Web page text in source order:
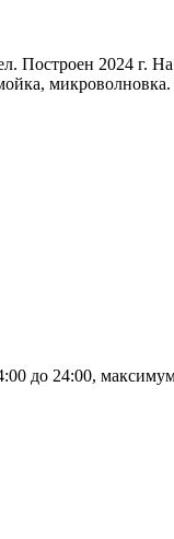
2024 г. На
до 24:00,